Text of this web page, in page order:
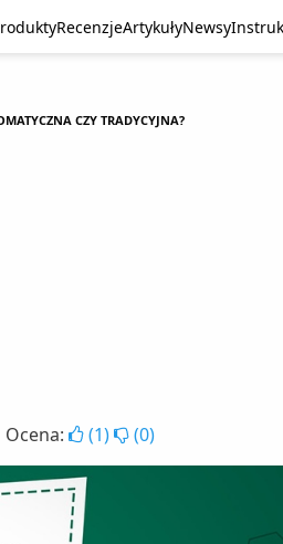
RecenzjeArtykułyNewsy
CZY TRADYCYJNA?
Ocena: (1) (0)